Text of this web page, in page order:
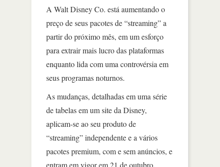
A Walt Disney Co. está aumentando o
preço de seus pacotes de “streaming” a
partir do próximo mês, em um esforço
para extrair mais lucro das plataformas
enquanto lida com uma controvérsia em
seus programas noturnos.
As mudanças, detalhadas em uma série
de tabelas em um site da Disney,
aplicam-se ao seu produto de
“streaming” independente e a vários
pacotes premium, com e sem anúncios, e
entram em vigor em 21 de outubro.